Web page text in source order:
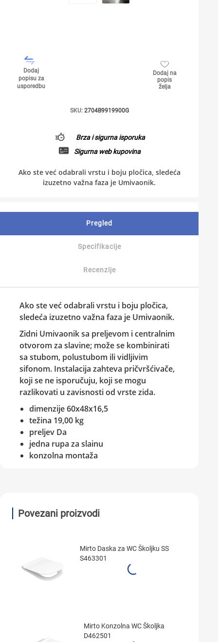
Dodaj
popisu za
usporedbu
Dodaj na
popis
želja
SKU: 2704B9919900G
Brza i sigurna isporuka
Sigurna web kupovina
Ako ste već odabrali vrstu i boju pločica, sledeća
izuzetno važna faza je Umivaonik.
Pregled
Specifikacije
Recenzije
Ako ste već odabrali vrstu i boju pločica,
sledeća izuzetno važna faza je Umivaonik.
Zidni Umivaonik sa preljevom i centralnim
otvorom za slavine; može se kombinirati
sa stubom, polustubom ili vidljivim
sifonom. Instalacija zahteva pričvršćivače,
koji se ne isporučuju, koji se mogu
razlikovati u zavisnosti od vrste zida.
dimenzije 60x48x16,5
težina 19,00 kg
preljev Da
jedna rupa za slainu
konzolna montaža
Povezani proizvodi
Mirto Daska za WC Školjku SS
S463301
Mirto Konzolna WC Školjka
D462501